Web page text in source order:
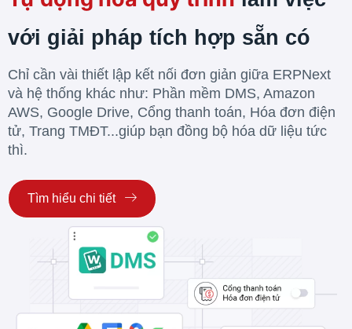
với giải pháp tích hợp sẵn có
Chỉ cần vài thiết lập kết nối đơn giản giữa ERPNext
và hệ thống khác như: Phần mềm DMS, Amazon
AWS, Google Drive, Cổng thanh toán, Hóa đơn điện
tử, Trang TMĐT...giúp bạn đồng bộ hóa dữ liệu tức
thì.
Tìm hiểu chi tiết